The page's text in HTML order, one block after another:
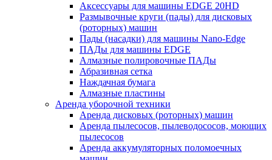
Аксессуары для машины EDGE 20HD
Размывочные круги (пады) для дисковых
(роторных) машин
Пады (насадки) для машины Nano-Edge
ПАДы для машины EDGE
Алмазные полировочные ПАДы
Абразивная сетка
Наждачная бумага
Алмазные пластины
Аренда уборочной техники
Аренда дисковых (роторных) машин
Аренда пылесосов, пылеводососов, моющих
пылесосов
Аренда аккумуляторных поломоечных